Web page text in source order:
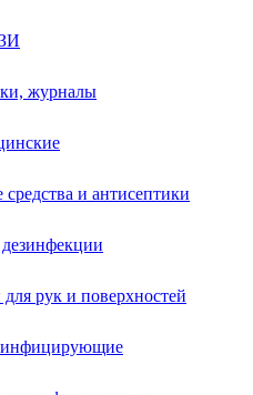
журналы
и антисептики
рук и поверхностей